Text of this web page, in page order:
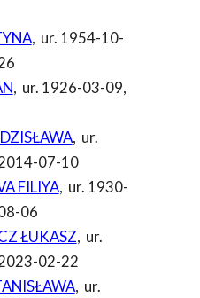
, ur. 1954-10-
, ur. 1926-03-09,
, ur.
07-10
FILIYA, ur. 1930-
06
ŁUKASZ, ur.
02-22
, ur.